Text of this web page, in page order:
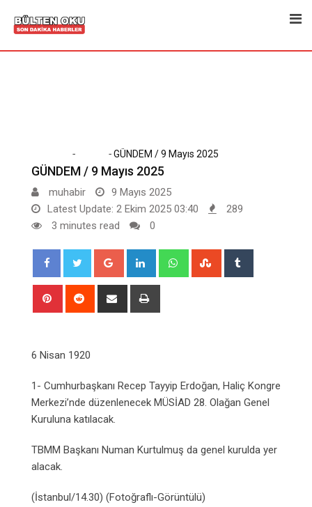
- -GÜNDEM / 9 Mayıs 2025
GÜNDEM / 9 Mayıs 2025
muhabir
9 Mayıs 2025
Latest Update: 2 Ekim 2025 03:40
289
3 minutes read
0
Google+ LinkedIn WhatsappStumbleUpon
Pinterest Reddit
Share
6 Nisan 1920
1- Cumhurbaşkanı Recep Tayyip Erdoğan, Haliç Kongre
Merkezi’nde düzenlenecek MÜSİAD 28. Olağan Genel
Kuruluna katılacak.
TBMM Başkanı Numan Kurtulmuş da genel kurulda yer
alacak.
(İstanbul/14.30) (Fotoğraflı-Görüntülü)